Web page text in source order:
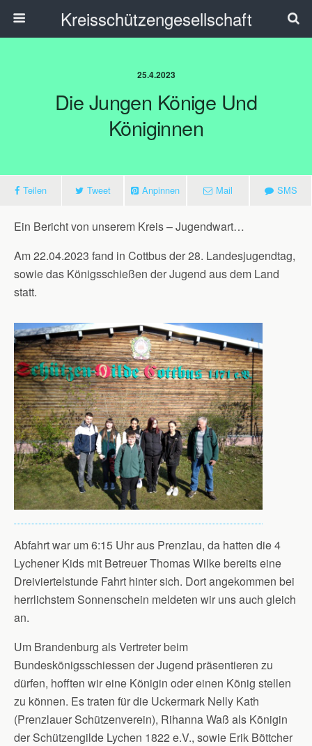
Kreisschützengesellschaft
25.4.2023
Die Jungen Könige Und
Königinnen
Teilen Tweet Anpinnen Mail SMS
Ein Bericht von unserem Kreis – Jugendwart…
Am 22.04.2023 fand in Cottbus der 28. Landesjugendtag,
sowie das Königsschießen der Jugend aus dem Land
statt.
Abfahrt war um 6:15 Uhr aus Prenzlau, da hatten die 4
Lychener Kids mit Betreuer Thomas Wilke bereits eine
Dreiviertelstunde Fahrt hinter sich. Dort angekommen bei
herrlichstem Sonnenschein meldeten wir uns auch gleich
an.
Um Brandenburg als Vertreter beim
Bundeskönigsschiessen der Jugend präsentieren zu
dürfen, hofften wir eine Königin oder einen König stellen
zu können. Es traten für die Uckermark Nelly Kath
(Prenzlauer Schützenverein), Rihanna Waß als Königin
der Schützengilde Lychen 1822 e.V., sowie Erik Böttcher